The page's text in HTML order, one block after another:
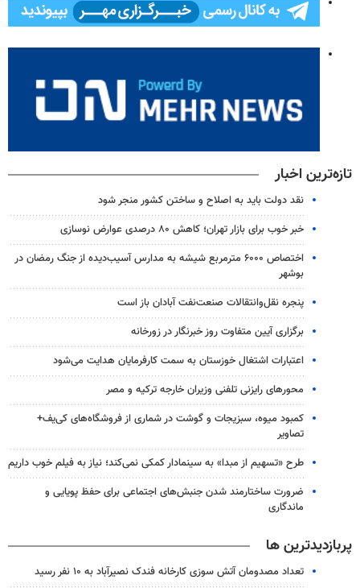
تازه‌ترین اخبار
نقد دولت باید به اصلاح و ساختن کشور منجر شود
خبر خوب برای بازار تهران؛ کاهش ۸۰ درصدی عوارض نوسازی
اختصاص ۶۰۰۰ مترمربع شیشه به مدارس آسیب‌دیده از جنگ رمضان در
بوشهر
پنجره نقل‌وانتقالات صنعت‌نفت آبادان باز است
برگزاری آیین متفاوت روز خبرنگار در زورخانه
اعتبارات اشتغال خوزستان به سمت کارفرمایان هدایت می‌شود
محورهای رایزنی تلفنی وزیران خارجه ترکیه و مصر
کمبود میوه، سبزیجات و گوشت در شماری از فروشگاه‌های کی‌یف+
تصاویر
طرح «تسهیم از مبدا» به سینمادار کمکی نمی‌کند؛ نیاز به فیلم خوب داریم
ضرورت ساختارمند شدن جنبش‌های اجتماعی برای حفظ پویایی و
ماندگاری
پربازدیدترین ها
تعداد مصدومان آتش سوزی کارخانه فندک نصیرآباد به ۱۰ نفر رسید